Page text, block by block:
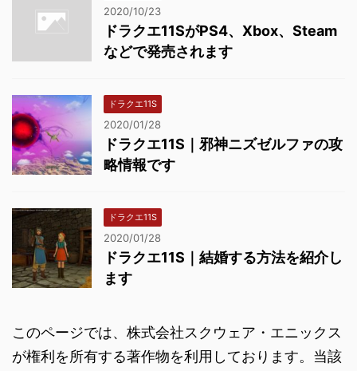
2020/10/23
ドラクエ11SがPS4、Xbox、Steam
などで発売されます
ドラクエ11S
2020/01/28
ドラクエ11S｜邪神ニズゼルファの攻
略情報です
ドラクエ11S
2020/01/28
ドラクエ11S｜結婚する方法を紹介し
ます
このページでは、株式会社スクウェア・エニックス
が権利を所有する著作物を利用しております。当該